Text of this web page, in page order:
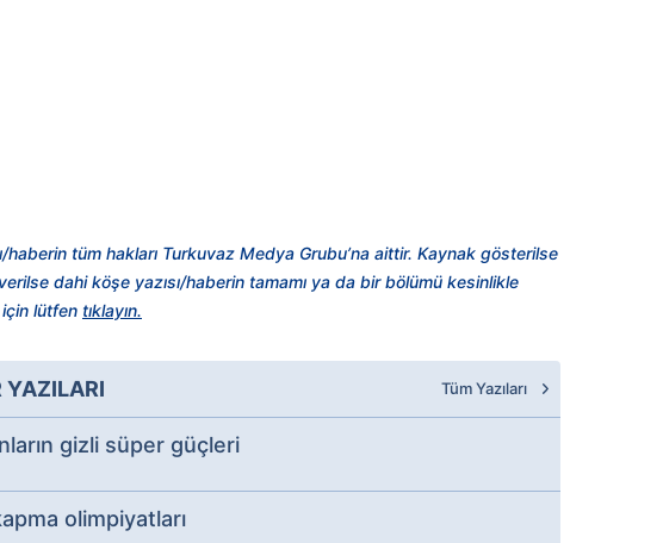
haberin tüm hakları Turkuvaz Medya Grubu’na aittir. Kaynak gösterilse
dahi köşe yazısı/haberin tamamı ya da bir bölümü kesinlikle
için lütfen tıklayın.
YAZILARI Tüm Yazıları
gizli süper güçleri
olimpiyatları